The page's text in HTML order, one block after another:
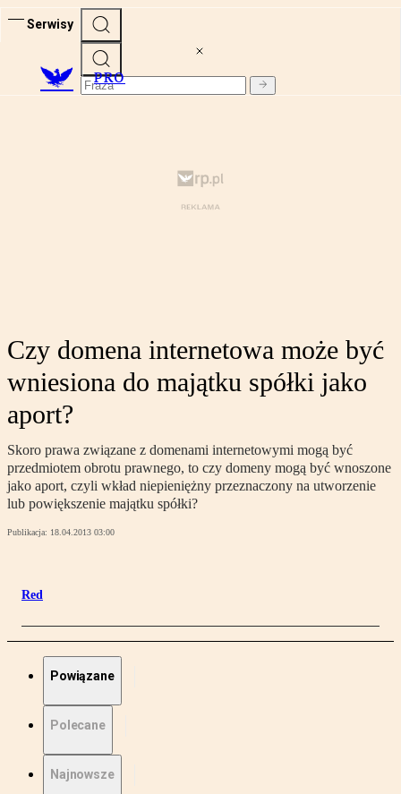
Serwisy
PRO
Czy domena internetowa może być
wniesiona do majątku spółki jako
aport?
Skoro prawa związane z domenami internetowymi mogą być
przedmiotem obrotu prawnego, to czy domeny mogą być wnoszone
jako aport, czyli wkład niepieniężny przeznaczony na utworzenie
lub powiększenie majątku spółki?
Publikacja: 18.04.2013 03:00
Red
Powiązane
Polecane
Najnowsze